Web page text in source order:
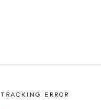
TRACKING ERROR